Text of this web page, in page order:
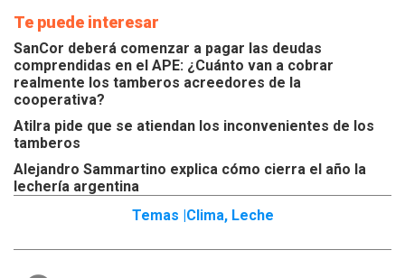
Te puede interesar
SanCor deberá comenzar a pagar las deudas
comprendidas en el APE: ¿Cuánto van a cobrar
realmente los tamberos acreedores de la
cooperativa?
Atilra pide que se atiendan los inconvenientes de los
tamberos
Alejandro Sammartino explica cómo cierra el año la
lechería argentina
Temas | Clima, Leche